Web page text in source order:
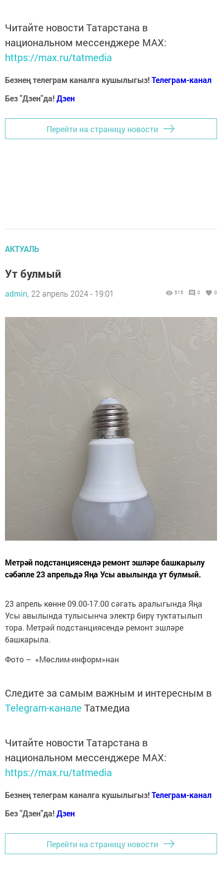
Читайте новости Татарстана в
национальном мессенджере MАХ:
https://max.ru/tatmedia
Безнең телеграм каналга кушылыгыз!Телеграм-канал
Без "Дзен"да!Дзен
Перейти на страницу новости
АКТУАЛЬ
Ут булмый
admin, 22 апрель 2024 - 19:01 515 0 0
Метрәй подстанциясендә ремонт эшләре башкарылу
сәбәпле 23 апрельдә Яңа Усы авылында ут булмый.
23 апрель көнне 09.00-17.00 сәгать аралыгында Яңа
Усы авылында тулысынча электр бирү туктатылып
тора. Метрәй подстанциясендә ремонт эшләре
башкарыла.
Фото – «Мөслим-информ»нан
Следите за самым важным и интересным в
Telegram-канале Татмедиа
Читайте новости Татарстана в
национальном мессенджере MАХ:
https://max.ru/tatmedia
Безнең телеграм каналга кушылыгыз!Телеграм-канал
Без "Дзен"да!Дзен
Перейти на страницу новости